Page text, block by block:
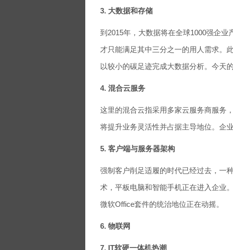
3. 大数据和存储
到2015年，大数据将在全球1000强企业
才只能满足其中三分之一的用人需求。
以较小的碳足迹完成大数据分析。今天
4. 混合云服务
这里的混合云指采用多家云服务商服务
将提升业务灵活性并占据主导地位。企
5. 客户端与服务器架构
强制客户削足适履的时代已经过去，一
术，平板电脑和智能手机正在进入企业
微软Office套件的统治地位正在动摇。
6. 物联网
7. IT软硬一体机热潮